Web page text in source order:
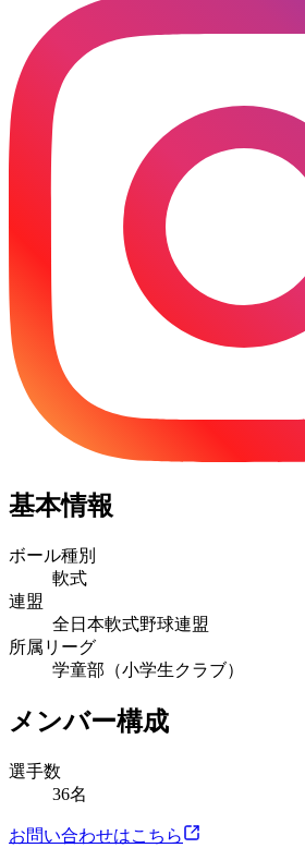
基本情報
ボール種別
軟式
連盟
全日本軟式野球連盟
所属リーグ
学童部（小学生クラブ）
メンバー構成
選手数
36名
お問い合わせはこちら